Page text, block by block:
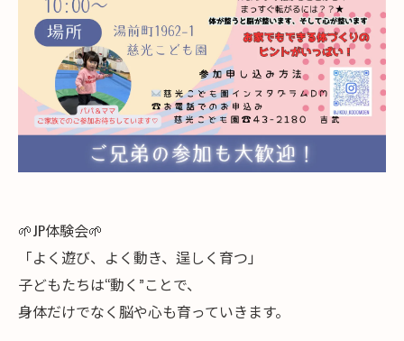
🌱JP体験会🌱
「よく遊び、よく動き、逞しく育つ」
子どもたちは“動く”ことで、
身体だけでなく脳や心も育っていきます。